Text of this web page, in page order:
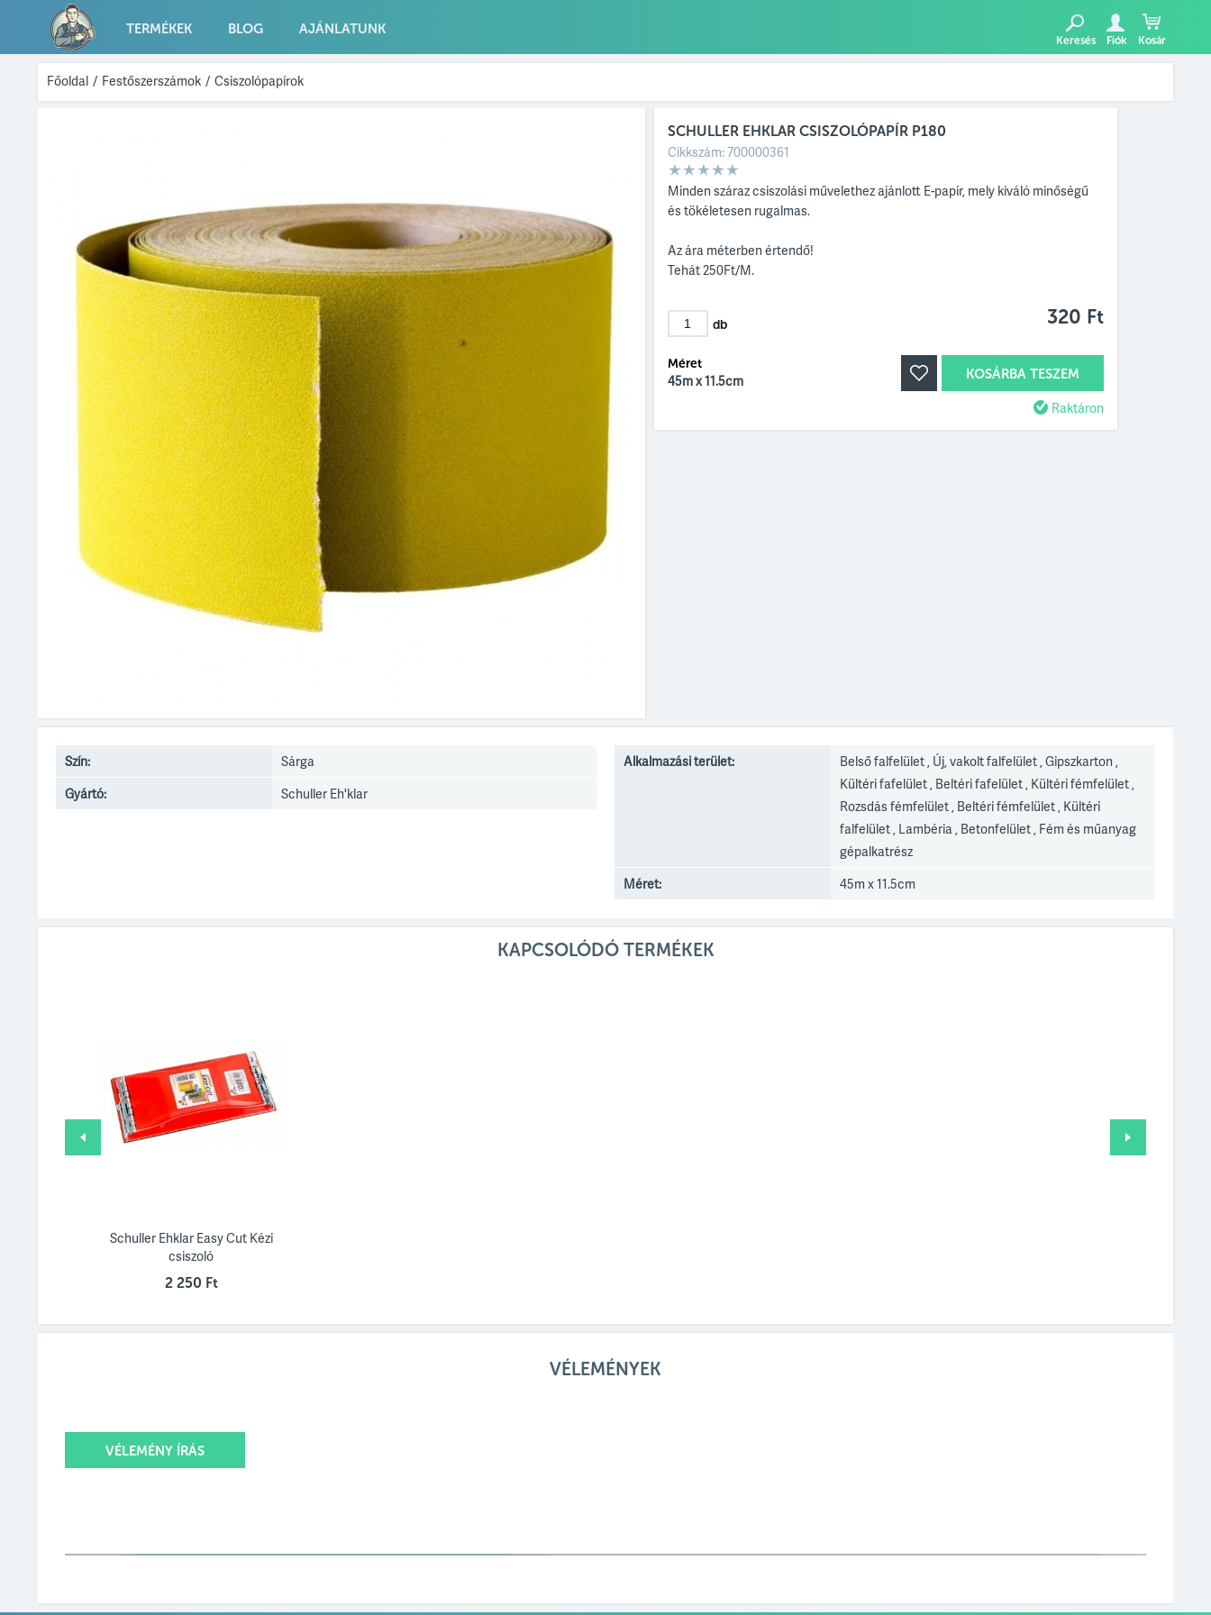
TERMÉKEK BLOG AJÁNLATUNK
Keresés Fiók Kosár
Főoldal / Festőszerszámok / Csiszolópapírok
SCHULLER EHKLAR CSISZOLÓPAPÍR P180
Cikkszám:700000361
Minden száraz csiszolási művelethez ajánlott E-papír, mely kiváló minőségű
és tökéletesen rugalmas.
Az ára méterben értendő!
Tehát 250Ft/M.
db 320 Ft
Méret
45m x 11.5cm KOSÁRBA TESZEM
Raktáron
Szín:
Sárga
Gyártó:
Schuller Eh'klar
Alkalmazási terület:
Belső falfelület , Új, vakolt falfelület , Gipszkarton ,
Kültéri fafelület , Beltéri fafelület , Kültéri fémfelület ,
Rozsdás fémfelület , Beltéri fémfelület , Kültéri
falfelület , Lambéria , Betonfelület , Fém és műanyag
gépalkatrész
Méret:
45m x 11.5cm
KAPCSOLÓDÓ TERMÉKEK
Schuller Ehklar Easy Cut Kézi
csiszoló
2 250 Ft
VÉLEMÉNYEK
VÉLEMÉNY ÍRÁS
Értékelésed címe